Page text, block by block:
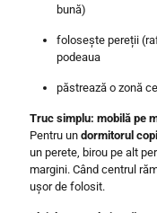
bună)
folosește pereții
podeaua
păstrează o zonă
Truc simplu: mobilă pe
Pentru un dormitorul
un perete, birou pe alt
margini. Când centrul
ușor de folosit.